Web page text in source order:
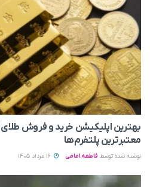
بهترین اپلیکیشن خرید و فروش
معتبرترین پلتفرم‌ها
نوشته شده توسط فاطمه امامی